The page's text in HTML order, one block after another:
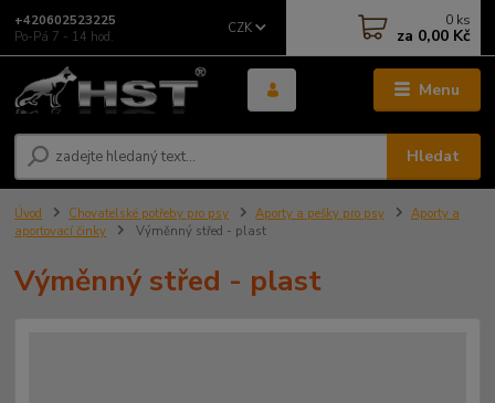
Menu
CZK
Hledat
+420602523225
Po-Pá 7 - 14 hod.
0 ks
za 0,00 Kč
Úvod Chovatelské potřeby pro psy Aporty a pešky pro psy
Aporty a
aportovací činky
Výměnný střed - plast
Výměnný střed - plast